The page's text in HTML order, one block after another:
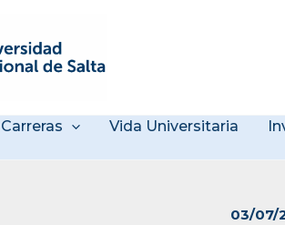
Carreras Vida Universitaria
03/07/